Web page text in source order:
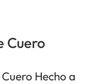
Cuero
Hecho a